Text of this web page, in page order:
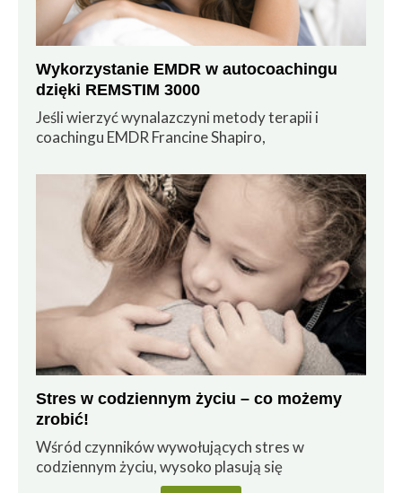
Wykorzystanie EMDR w autocoachingu
dzięki REMSTIM 3000
Jeśli wierzyć wynalazczyni metody terapii i
coachingu EMDR Francine Shapiro,
Stres w codziennym życiu – co możemy
zrobić!
Wśród czynników wywołujących stres w
codziennym życiu, wysoko plasują się